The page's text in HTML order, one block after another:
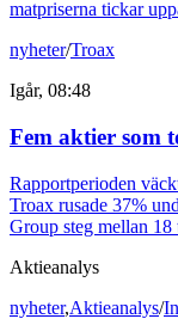
matpriserna tickar
nyheter/Troax
Igår, 08:48
Fem aktier som
Rapportperioden
Troax rusade 37%
Group steg mellan
Aktieanalys
nyheter,Aktieanalys/